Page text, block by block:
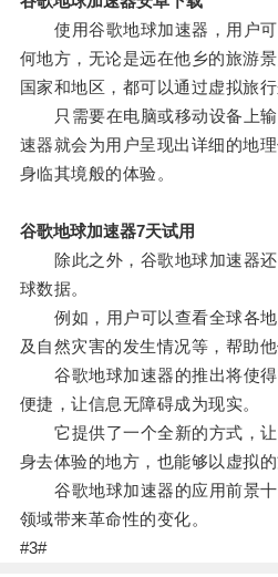
使用谷歌地球加速器，用户可
何地方，无论是远在他乡的旅游
国家和地区，都可以通过虚拟旅行
只需要在电脑或移动设备上输
速器就会为用户呈现出详细的地
身临其境般的体验。
谷歌地球加速器7天试用
除此之外，谷歌地球加速器还
球数据。
例如，用户可以查看全球各地
及自然灾害的发生情况等，帮助
谷歌地球加速器的推出将使得
便捷，让信息无障碍成为现实。
它提供了一个全新的方式，让
身去体验的地方，也能够以虚拟的
谷歌地球加速器的应用前景十
领域带来革命性的变化。
#3#